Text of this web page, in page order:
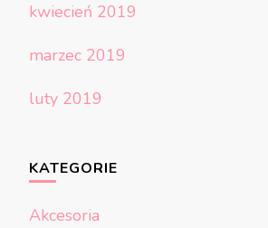
kwiecień 2019
marzec 2019
luty 2019
KATEGORIE
Akcesoria